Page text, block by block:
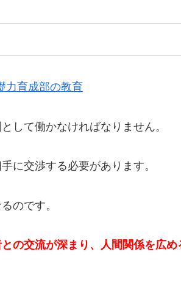
力育成部の教育
して働かなければなりません。
に交渉する必要があります。
のです。
の交流が深まり、人間関係を広め